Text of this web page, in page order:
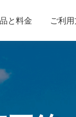
と料金 ご利